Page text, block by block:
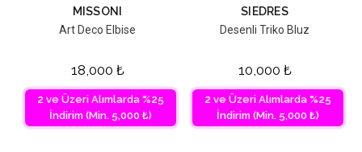
MISSONI
Art Deco Elbise
18,000 ₺
2 ve Üzeri Alımlarda %25
İndirim (Min. 5,000 ₺)
SIEDRES
Desenli Triko Bluz
10,000 ₺
2 ve Üzeri Alımlarda %25
İndirim (Min. 5,000 ₺)